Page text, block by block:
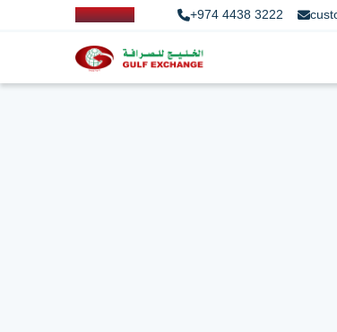
+974 4438 3222